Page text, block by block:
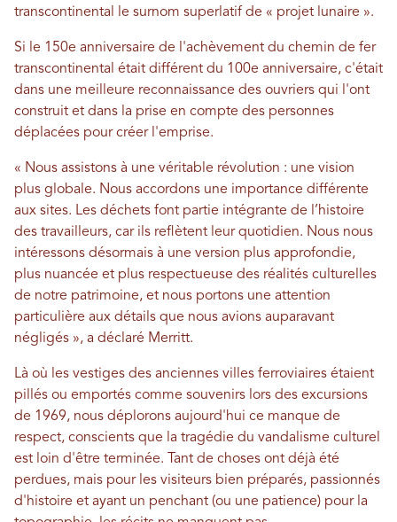
transcontinental le surnom superlatif de « projet lunaire ».
Si le 150e anniversaire de l'achèvement du chemin de fer
transcontinental était différent du 100e anniversaire, c'était
dans une meilleure reconnaissance des ouvriers qui l'ont
construit et dans la prise en compte des personnes
déplacées pour créer l'emprise.
« Nous assistons à une véritable révolution : une vision
plus globale. Nous accordons une importance différente
aux sites. Les déchets font partie intégrante de l’histoire
des travailleurs, car ils reflètent leur quotidien. Nous nous
intéressons désormais à une version plus approfondie,
plus nuancée et plus respectueuse des réalités culturelles
de notre patrimoine, et nous portons une attention
particulière aux détails que nous avions auparavant
négligés », a déclaré Merritt.
Là où les vestiges des anciennes villes ferroviaires étaient
pillés ou emportés comme souvenirs lors des excursions
de 1969, nous déplorons aujourd'hui ce manque de
respect, conscients que la tragédie du vandalisme culturel
est loin d'être terminée. Tant de choses ont déjà été
perdues, mais pour les visiteurs bien préparés, passionnés
d'histoire et ayant un penchant (ou une patience) pour la